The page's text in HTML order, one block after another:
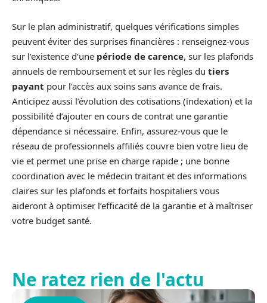
Sur le plan administratif, quelques vérifications simples
peuvent éviter des surprises financières : renseignez-vous
sur l’existence d’une période de carence, sur les plafonds
annuels de remboursement et sur les règles du tiers
payant pour l’accès aux soins sans avance de frais.
Anticipez aussi l’évolution des cotisations (indexation) et la
possibilité d’ajouter en cours de contrat une garantie
dépendance si nécessaire. Enfin, assurez-vous que le
réseau de professionnels affiliés couvre bien votre lieu de
vie et permet une prise en charge rapide ; une bonne
coordination avec le médecin traitant et des informations
claires sur les plafonds et forfaits hospitaliers vous
aideront à optimiser l’efficacité de la garantie et à maîtriser
votre budget santé.
Ne ratez rien de l'actu